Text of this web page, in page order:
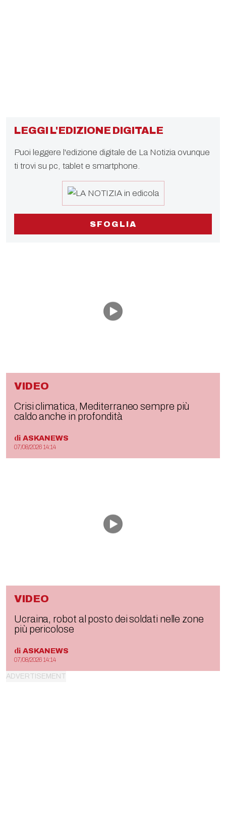
LEGGI L'EDIZIONE DIGITALE
Puoi leggere l'edizione digitale de La Notizia ovunque
ti trovi su pc, tablet e smartphone.
SFOGLIA
VIDEO
Crisi climatica, Mediterraneo sempre più
caldo anche in profondità
di ASKANEWS
07/08/2026 14:14
VIDEO
Ucraina, robot al posto dei soldati nelle zone
più pericolose
di ASKANEWS
07/08/2026 14:14